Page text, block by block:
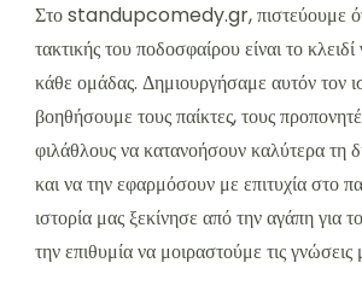
Στο standupcomedy.gr, πιστεύουμε
τακτικής του ποδοσφαίρου είναι το κλειδί
κάθε ομάδας. Δημιουργήσαμε αυτόν τον
βοηθήσουμε τους παίκτες, τους
φιλάθλους να κατανοήσουν καλύτερα
και να την εφαρμόσουν με επιτυχία στο
ιστορία μας ξεκίνησε από την αγάπη για
την επιθυμία να μοιραστούμε τις